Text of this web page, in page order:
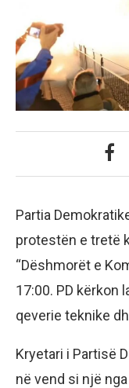
Partia
protestën e tretë
“Dëshmorët e
17:00. PD kërkon
qeverie teknike
Kryetari i Partisë
në vend si një